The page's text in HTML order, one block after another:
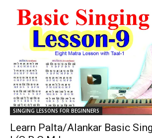
SINGING LESSONS FOR BEGINNERS
Learn Palta/Alankar Basic